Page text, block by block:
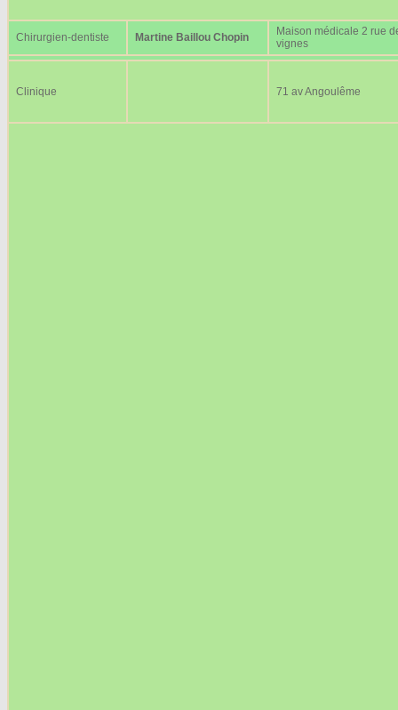
Chirurgien-dentiste Martine Baillou Chopin
Maison médicale 2 rue
vignes
Clinique 71 av Angoulême